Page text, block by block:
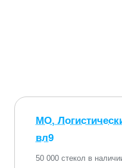
МО,
вл9
50 000 стекол в